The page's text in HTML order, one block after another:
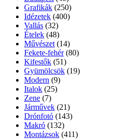
Grafikák (250)
Idézetek (400)
Vallás (32)
Ételek (48)
Művészet (14)
Fekete-fehér (80)
Kifestők (51)
Gyümölcsök (19)
Modern (9)
Italok (25)
Zene (7)
Járművek (21)
Drónfotó (143)
Makró (132)
Montázsok (411)